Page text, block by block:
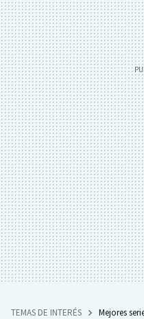
TEMAS DE INTERÉS Mejores